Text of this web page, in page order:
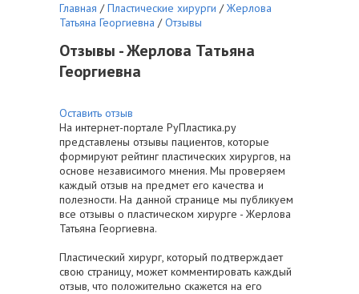
Главная / Пластические хирурги / Жерлова
Татьяна Георгиевна / Отзывы
Отзывы - Жерлова Татьяна
Георгиевна
Оставить отзыв
На интернет-портале РуПластика.ру
представлены отзывы пациентов, которые
формируют рейтинг пластических хирургов, на
основе независимого мнения. Мы проверяем
каждый отзыв на предмет его качества и
полезности. На данной странице мы публикуем
все отзывы о пластическом хирурге - Жерлова
Татьяна Георгиевна.
Пластический хирург, который подтверждает
свою страницу, может комментировать каждый
отзыв, что положительно скажется на его